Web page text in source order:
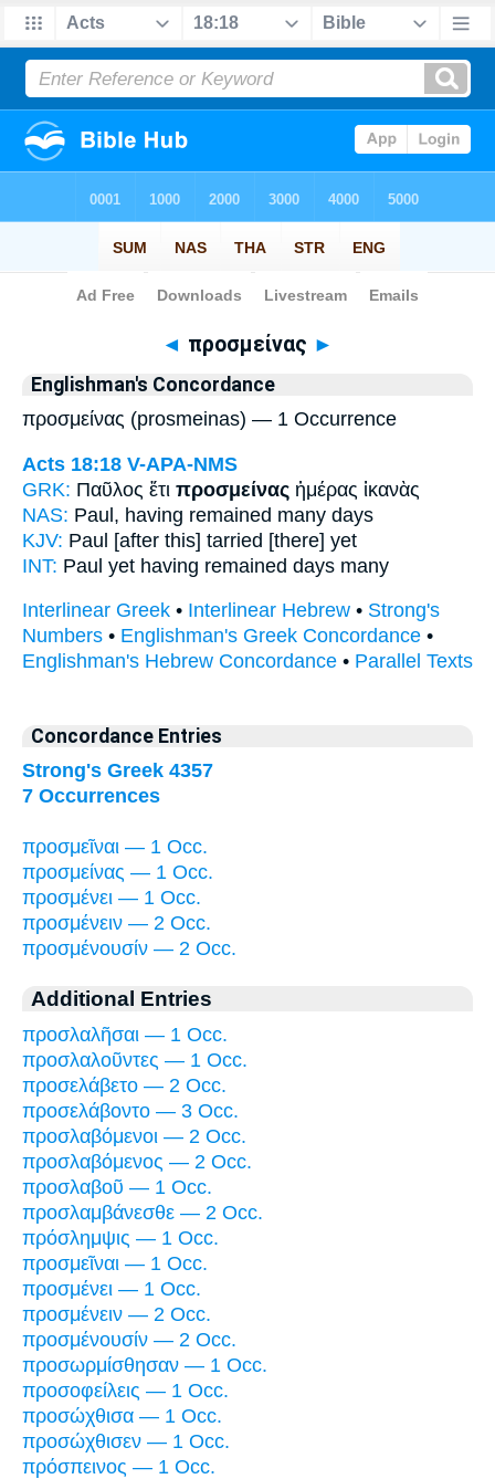
Bible>Strong's > Greek
◄ προσμείνας ►
Englishman's Concordance
προσμείνας (prosmeinas) — 1 Occurrence
Acts 18:18 V-APA-NMS
GRK: Παῦλος ἔτι προσμείνας ἡμέρας ἱκανὰς
NAS: Paul, having remained many days
KJV: Paul [after this] tarried [there] yet
INT: Paul yet having remained days many
Interlinear Greek • Interlinear Hebrew • Strong's
Numbers • Englishman's Greek Concordance •
Englishman's Hebrew Concordance • Parallel Texts
Concordance Entries
Strong's Greek 4357
7 Occurrences
προσμεῖναι — 1 Occ.
προσμείνας — 1 Occ.
προσμένει — 1 Occ.
προσμένειν — 2 Occ.
προσμένουσίν — 2 Occ.
Additional Entries
προσλαλῆσαι — 1 Occ.
προσλαλοῦντες — 1 Occ.
προσελάβετο — 2 Occ.
προσελάβοντο — 3 Occ.
προσλαβόμενοι — 2 Occ.
προσλαβόμενος — 2 Occ.
προσλαβοῦ — 1 Occ.
προσλαμβάνεσθε — 2 Occ.
πρόσλημψις — 1 Occ.
προσμεῖναι — 1 Occ.
προσμένει — 1 Occ.
προσμένειν — 2 Occ.
προσμένουσίν — 2 Occ.
προσωρμίσθησαν — 1 Occ.
προσοφείλεις — 1 Occ.
προσώχθισα — 1 Occ.
προσώχθισεν — 1 Occ.
πρόσπεινος — 1 Occ.